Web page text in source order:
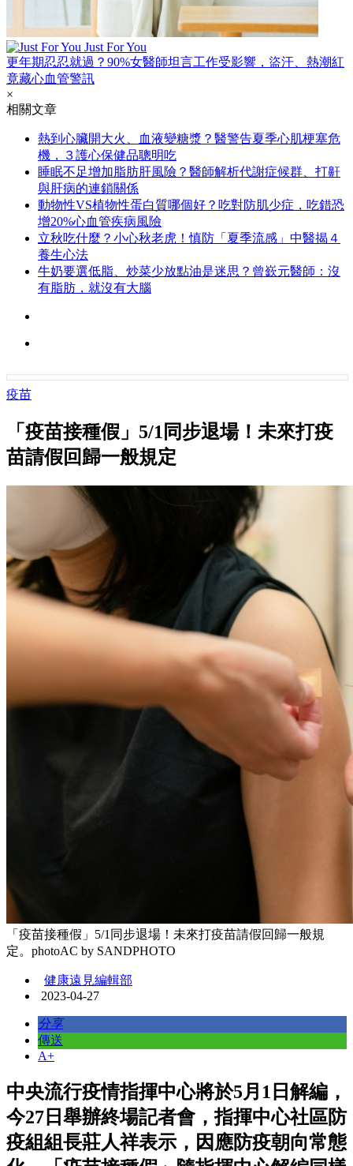
Just For You
更年期忍忍就過？90%女醫師坦言工作受影響，盜汗、熱潮紅
竟藏心血管警訊
×
相關文章
熱到心臟開大火、血液變糖漿？醫警告夏季心肌梗塞危
機，３護心保健品聰明吃
睡眠不足增加脂肪肝風險？醫師解析代謝症候群、打鼾
與肝病的連鎖關係
動物性VS植物性蛋白質哪個好？吃對防肌少症，吃錯恐
增20%心血管疾病風險
立秋吃什麼？小心秋老虎！慎防「夏季流感」中醫揭４
養生心法
牛奶要選低脂、炒菜少放點油是迷思？曾嶔元醫師：沒
有脂肪，就沒有大腦
疫苗
「疫苗接種假」5/1同步退場！未來打疫
苗請假回歸一般規定
「疫苗接種假」5/1同步退場！未來打疫苗請假回歸一般規
定。photoAC by SANDPHOTO
健康遠見編輯部
2023-04-27
分享
傳送
A+
中央流行疫情指揮中心將於5月1日解編，
今27日舉辦終場記者會，指揮中心社區防
疫組組長莊人祥表示，因應防疫朝向常態